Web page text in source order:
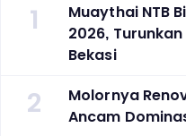
1
Muaythai NTB
2026,
Bekasi
2
Molornya
Ancam